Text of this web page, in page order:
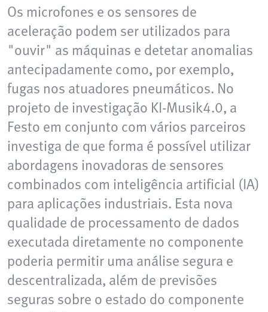
Os microfones e os sensores de
aceleração podem ser utilizados para
"ouvir" as máquinas e detetar anomalias
antecipadamente como, por exemplo,
fugas nos atuadores pneumáticos. No
projeto de investigação KI-Musik4.0, a
Festo em conjunto com vários parceiros
investiga de que forma é possível utilizar
abordagens inovadoras de sensores
combinados com inteligência artificial (IA)
para aplicações industriais. Esta nova
qualidade de processamento de dados
executada diretamente no componente
poderia permitir uma análise segura e
descentralizada, além de previsões
seguras sobre o estado do componente